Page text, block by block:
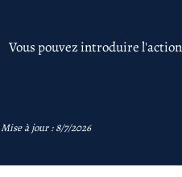
Vous pouvez introduire
Mise à jour : 8/7/2026